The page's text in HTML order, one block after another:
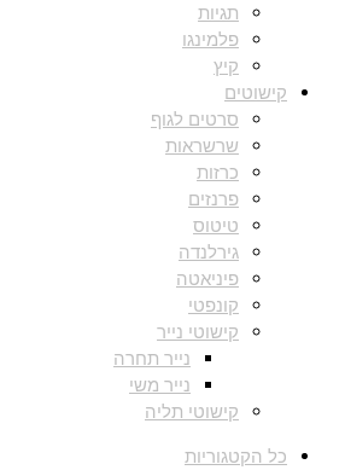
תגיות
פלמינגו
קיץ
קישוטים
סרטים לגוף
שרשראות
כרזות
פרנזים
טיטוס
גירלנדה
פיניאטה
קונפטי
קישוטי נייר
נייר תחרה
נייר משי
קישוטי תליה
כל הקטגוריות